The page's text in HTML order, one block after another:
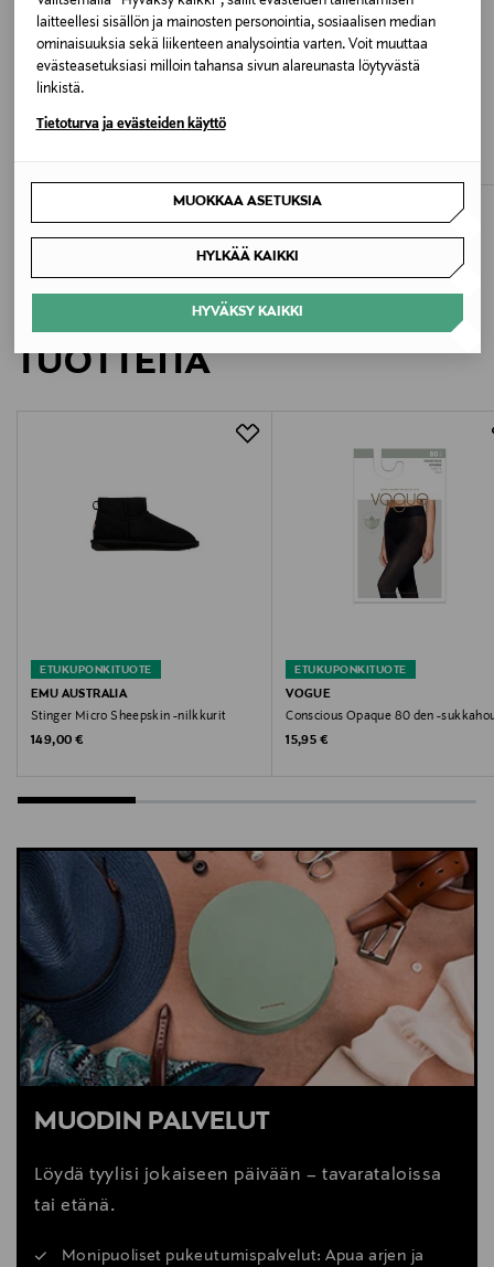
laitteellesi sisällön ja mainosten personointia, sosiaalisen median
ominaisuuksia sekä liikenteen analysointia varten. Voit muuttaa
evästeasetuksiasi milloin tahansa sivun alareunasta löytyvästä
linkistä.
Tietoturva ja evästeiden käyttö
MUOKKAA ASETUKSIA
HYLKÄÄ KAIKKI
HYVÄKSY KAIKKI
NAVY BLAZER
Valmistusmaa
Bangladesh
Bestseller Wholesale Finland Oy
Valmistajan osoite
Avainsanat
ALE –40%
MAYORAL
LISÄÄ KIINNOSTAVIA
TUOTTEITA
ETUKUPONKITUOTE
EMU AUSTRALIA
Stinger Micro Sheepskin -nilkkurit
Original Price
149,00 €
ETUKUPONKITUOTE
VOGUE
Conscious Opaque 80 den -
Original Price
15,95 €
MUODIN PALVELUT
Löydä tyylisi jokaiseen päivään – tavarataloissa
tai etänä.
Monipuoliset pukeutumispalvelut: Apua arjen ja